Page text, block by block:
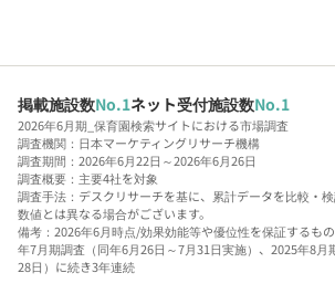
掲載施設数No.1ネット受付施設数No.1
2026年6月期_保育園検索サイトにおける市場調査
調査機関：日本マーケティングリサーチ機構
調査期間：2026年6月22日～2026年6月26日
調査概要：主要4社を対象
調査手法：デスクリサーチを基に、累計データを比較・
数値とは異なる場合がございます。
備考：2026年6月時点/効果効能等や優位性を保証するも
年7月期調査（同年6月26日～7月31日実施）、2025年8月
28日）に続き3年連続